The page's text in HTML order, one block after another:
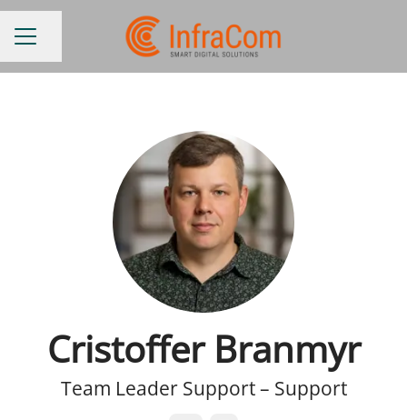
Karriärmeny
Dela sidan
Cristoffer Branmyr
Team Leader Support – Support